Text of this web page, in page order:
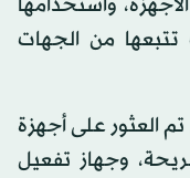
تتبعها من الجهات
العثور على أجهزة
بعدد منافذ (33) شريحة، وجهاز تفعيل